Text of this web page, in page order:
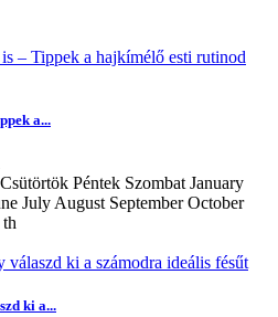
a...
Péntek Szombat January
July August September October
ki a...